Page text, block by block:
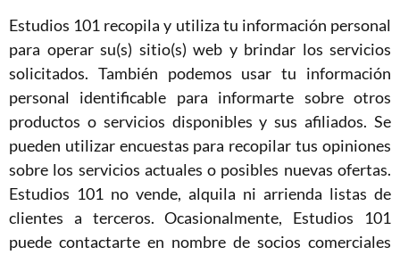
Estudios 101 recopila y utiliza tu información personal
para operar su(s) sitio(s) web y brindar los servicios
solicitados. También podemos usar tu información
personal identificable para informarte sobre otros
productos o servicios disponibles y sus afiliados. Se
pueden utilizar encuestas para recopilar tus opiniones
sobre los servicios actuales o posibles nuevas ofertas.
Estudios 101 no vende, alquila ni arrienda listas de
clientes a terceros. Ocasionalmente, Estudios 101
puede contactarte en nombre de socios comerciales